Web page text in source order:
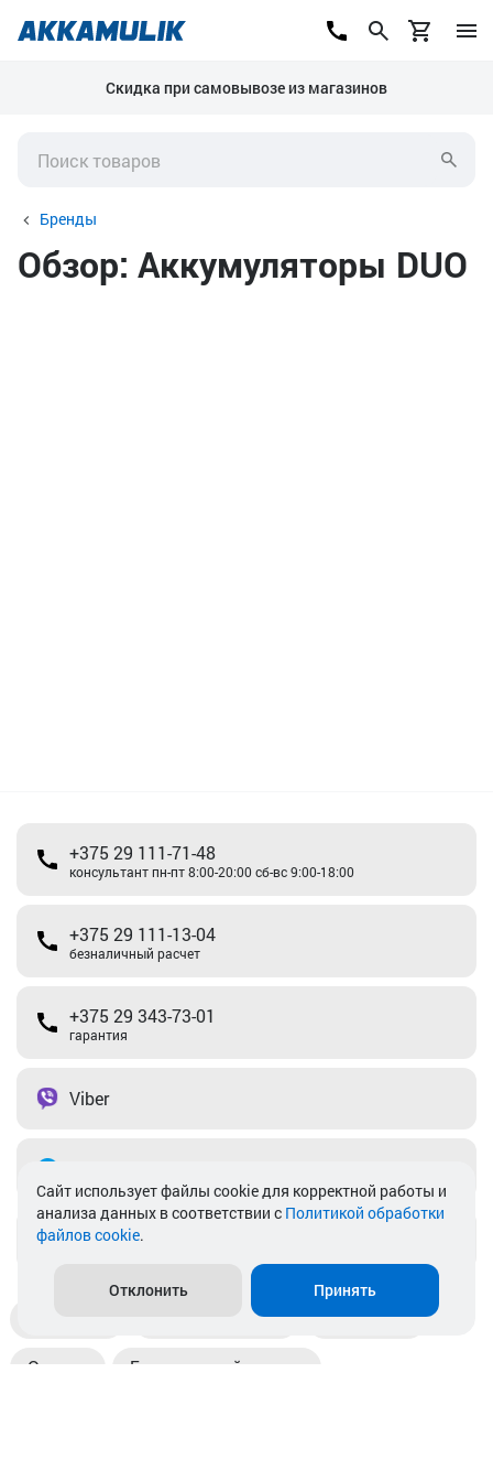
Скидка при самовывозе из магазинов
Бренды
Обзор: Аккумуляторы DUO
+375 29 111-71-48
консультант пн-пт 8:00-20:00 сб-вс 9:00-18:00
+375 29 111-13-04
безналичный расчет
+375 29 343-73-01
гарантия
Viber
info@akkamulik.by
Пункты выдачи Магазины
Оплата Безналичный расчет
Cайт использует файлы cookie для корректной работы и
анализа данных в соответствии с Политикой обработки
файлов cookie.
Отклонить Принять